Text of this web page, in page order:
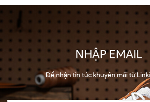
NHẬP EMAIL
Để nhận tin tức khuyến mãi từ